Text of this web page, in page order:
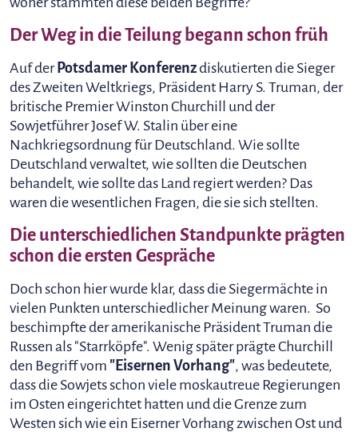
Der Weg in die Teilung begann schon früh
Auf derPotsdamer Konferenzdiskutierten die Sieger
des Zweiten Weltkriegs, Präsident Harry S. Truman, der
britische Premier Winston Churchill und der
Sowjetführer Josef W. Stalin über eine
Nachkriegsordnung für Deutschland. Wie sollte
Deutschland verwaltet, wie sollten die Deutschen
behandelt, wie sollte das Land regiert werden? Das
waren die wesentlichen Fragen, die sie sich stellten.
Die unterschiedlichen Standpunkte prägten
schon die ersten Gespräche
Doch schon hier wurde klar, dass die Siegermächte in
vielen Punkten unterschiedlicher Meinung waren. So
beschimpfte der amerikanische Präsident Truman die
Russen als "Starrköpfe". Wenig später prägte Churchill
den Begriff vom "Eisernen Vorhang", was bedeutete,
dass die Sowjets schon viele moskautreue Regierungen
im Osten eingerichtet hatten und die Grenze zum
Westen sich wie ein Eiserner Vorhang zwischen Ost und